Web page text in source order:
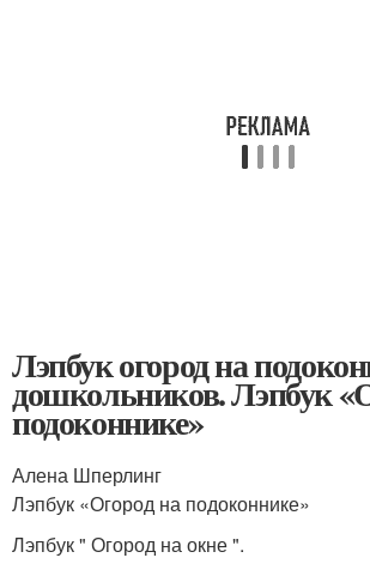
Лэпбук огород на
дошкольников. Лэпбук
подоконнике»
Алена Шперлинг
Лэпбук «Огород на подоконнике»
Лэпбук " Огород на окне ".